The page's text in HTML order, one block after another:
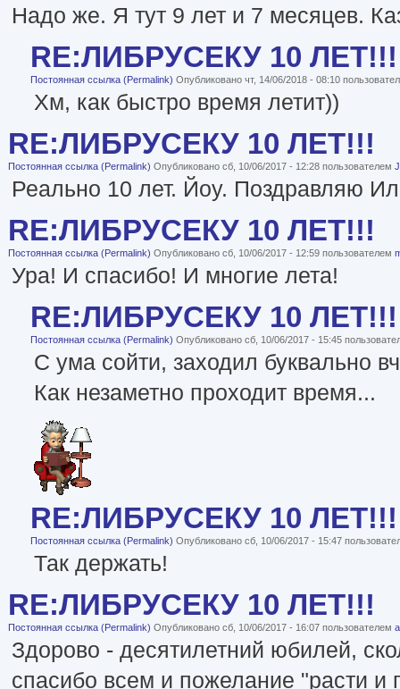
Надо же. Я тут 9 лет и 7 месяцев.
RE:ЛИБРУСЕКУ 10 ЛЕТ!!!
Постоянная ссылка (Permalink) Опубликовано чт, 14/06/2018 - 08:10
Хм, как быстро время летит))
RE:ЛИБРУСЕКУ 10 ЛЕТ!!!
Постоянная ссылка (Permalink) Опубликовано сб, 10/06/2017 - 12:28 пользователем
Реально 10 лет. Йоу. Поздравляю
RE:ЛИБРУСЕКУ 10 ЛЕТ!!!
Постоянная ссылка (Permalink) Опубликовано сб, 10/06/2017 - 12:59 пользователем
Ура! И спасибо! И многие лета!
RE:ЛИБРУСЕКУ 10 ЛЕТ!!!
Постоянная ссылка (Permalink) Опубликовано сб, 10/06/2017 - 15:45
С ума сойти, заходил буквально
Как незаметно проходит время...
RE:ЛИБРУСЕКУ 10 ЛЕТ!!!
Постоянная ссылка (Permalink) Опубликовано сб, 10/06/2017 - 15:47
Так держать!
RE:ЛИБРУСЕКУ 10 ЛЕТ!!!
Постоянная ссылка (Permalink) Опубликовано сб, 10/06/2017 - 16:07 пользователем
Здорово - десятилетний юбилей,
спасибо всем и пожелание "расти и